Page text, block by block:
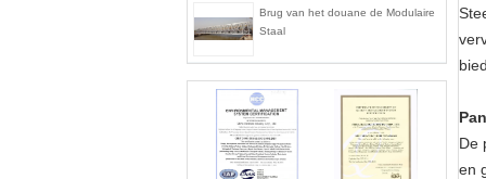
Brug van het douane de Modulaire
Staal
De
en